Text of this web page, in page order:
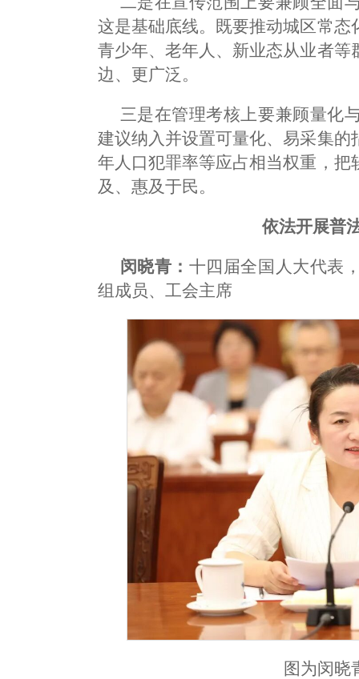
这是基础底线。既要推动城区常
青少年、老年人、新业态从业者
边、更广泛。
三是在管理考核上要兼顾量化
建议纳入并设置可量化、易采集
年人口犯罪率等应占相当权重，
及、惠及于民。
依法开展普
闵晓青： 十四届全国人大代表
组成员、工会主席
图为闵晓